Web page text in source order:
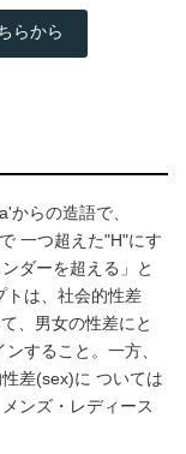
らから
らの造語で、
一つ超えた"H"にす
ダーを超える」と
トは、社会的性差
、男女の性差にと
すること。一方、
差(sex)に ついては
ンズ・レディース